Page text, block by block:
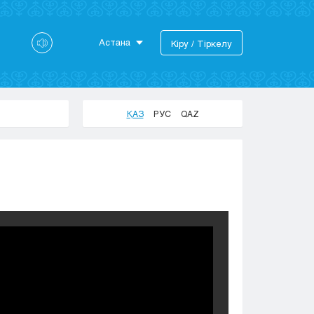
Астана
Актобе
Костанай
Кіру / Тіркелу
ҚАЗ РУС QAZ